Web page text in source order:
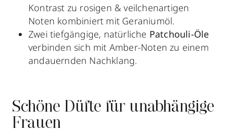
Kontrast zu rosigen & veilchenartigen
Noten kombiniert mit Geraniumöl.
Zwei tiefgängige, natürliche Patchouli-Öle
verbinden sich mit Amber-Noten zu einem
andauernden Nachklang.
Schöne Düfte für unabhängige
Frauen